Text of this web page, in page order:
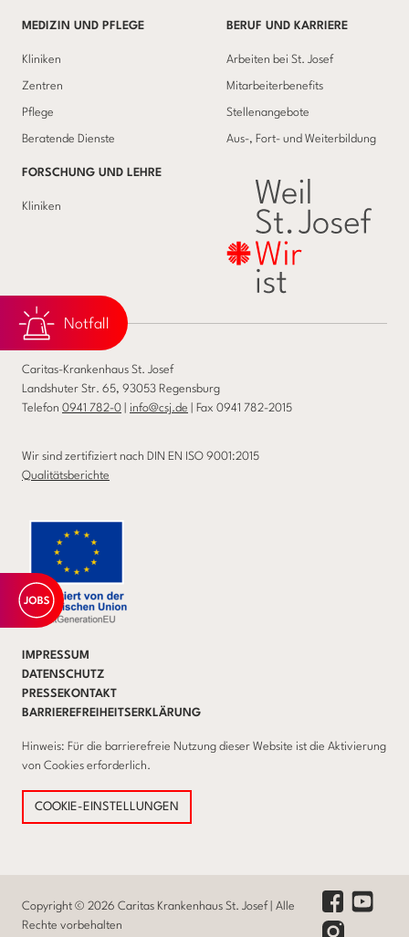
MEDIZIN UND PFLEGE
Kliniken
Zentren
Pflege
Beratende Dienste
BERUF UND KARRIERE
Arbeiten bei St. Josef
Mitarbeiterbenefits
Stellenangebote
Aus-, Fort- und Weiterbildung
FORSCHUNG UND LEHRE
Kliniken
Caritas-Krankenhaus St. Josef
Landshuter Str. 65, 93053 Regensburg
Telefon 0941 782-0 info@csj.de | Fax 0941 782-2015
Wir sind zertifiziert nach DIN EN ISO 9001:2015
Qualitätsberichte
IMPRESSUM
DATENSCHUTZ
PRESSEKONTAKT
BARRIEREFREIHEITSERKLÄRUNG
Hinweis: Für die barrierefreie Nutzung dieser Website ist die Aktivierung
von Cookies erforderlich.
COOKIE-EINSTELLUNGEN
Copyright © 2026 Caritas Krankenhaus St. Josef | Alle
Rechte vorbehalten
Facebook Link
Youtube
Instagram Link
Notfall